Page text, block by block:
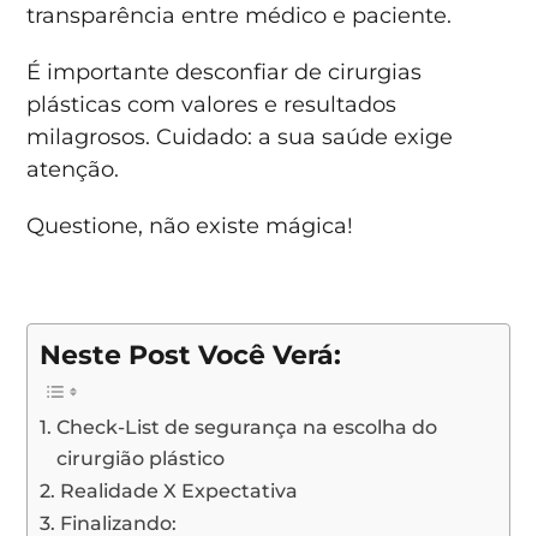
transparência entre médico e paciente.
É importante desconfiar de cirurgias
plásticas com valores e resultados
milagrosos. Cuidado: a sua saúde exige
atenção.
Questione, não existe mágica!
Neste Post Você Verá:
Check-List de segurança na escolha do
cirurgião plástico
Realidade X Expectativa
Finalizando: